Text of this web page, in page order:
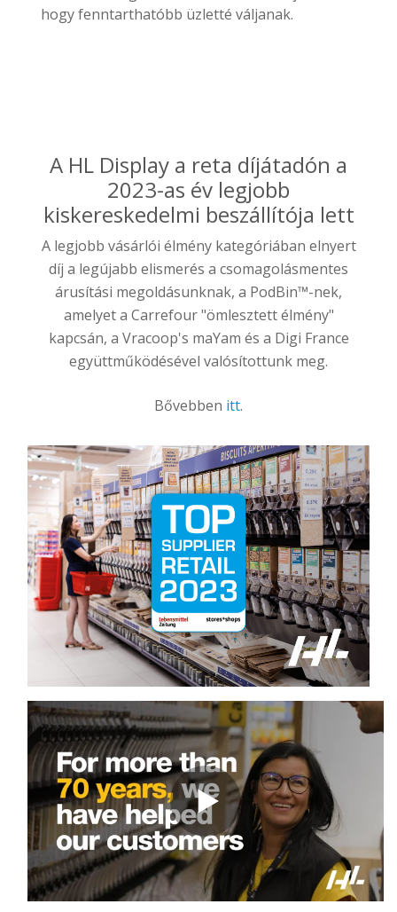
hogy fenntarthatóbb üzletté váljanak.
A HL Display a reta díjátadón a
2023-as év legjobb
kiskereskedelmi beszállítója lett
A legjobb vásárlói élmény kategóriában elnyert
díj a legújabb elismerés a csomagolásmentes
árusítási megoldásunknak, a PodBin™-nek,
amelyet a Carrefour "ömlesztett élmény"
kapcsán, a Vracoop's maYam és a Digi France
együttműködésével valósítottunk meg.
Bővebben itt.